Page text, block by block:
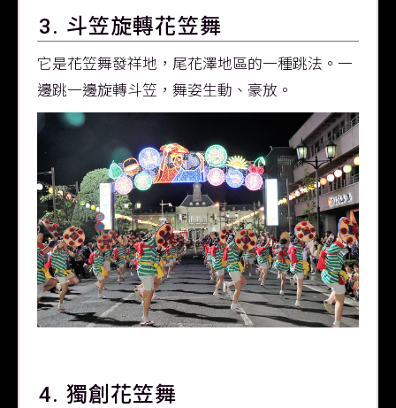
3. 斗笠旋轉花笠舞
它是花笠舞發祥地，尾花澤地區的一種跳法。一
邊跳一邊旋轉斗笠，舞姿生動、豪放。
4. 獨創花笠舞